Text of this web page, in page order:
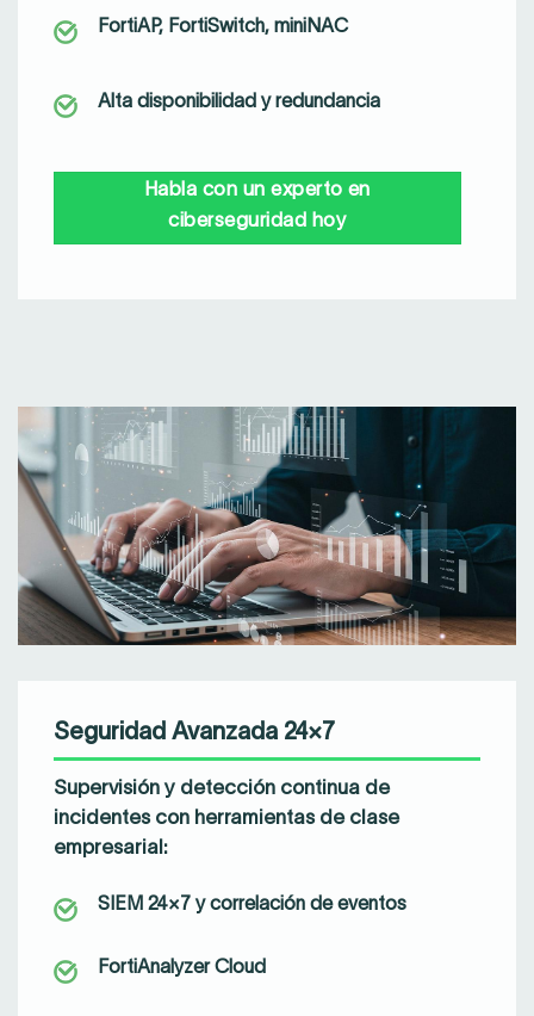
FortiAP, FortiSwitch, miniNAC
Alta disponibilidad y redundancia
Habla con un experto en
ciberseguridad hoy
Seguridad Avanzada 24×7
Supervisión y detección continua de
incidentes con herramientas de clase
empresarial:
SIEM 24×7 y correlación de eventos
FortiAnalyzer Cloud